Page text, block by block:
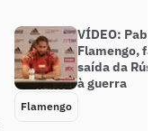
VÍDEO:
Flamengo,
saída da
à guerra
Flamengo